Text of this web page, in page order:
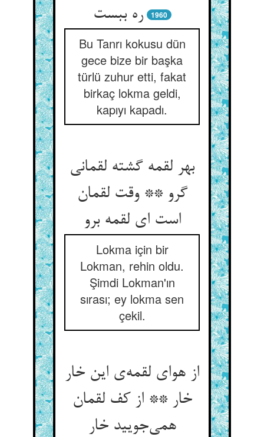
ره ببست‌‌
1960
Bu Tanrı kokusu dün
gece bize bir başka
türlü zuhur etti, fakat
birkaç lokma geldi,
kapıyı kapadı.
بهر لقمه گشته لقمانی
گرو ** وقت لقمان
است ای لقمه برو
Lokma için bir
Lokman, rehin oldu.
Şimdi Lokman'ın
sırası; ey lokma sen
çekil.
از هوای لقمه‌‌ی این خار
خار ** از کف لقمان
همی‌‌جویید خار